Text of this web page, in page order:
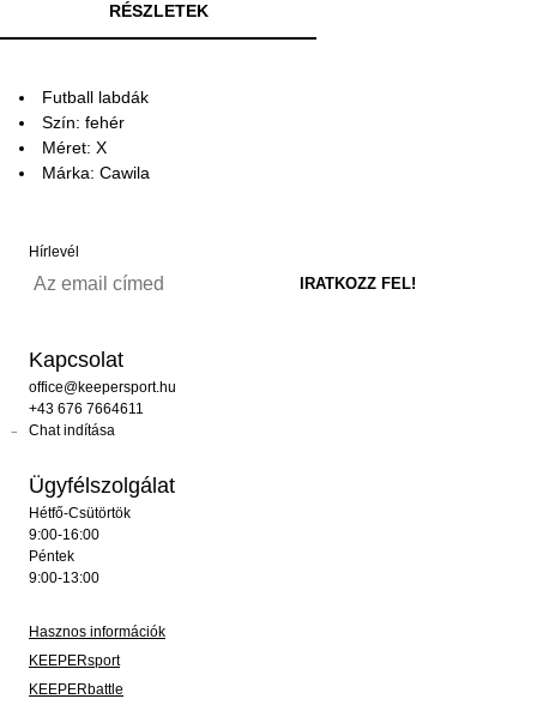
RÉSZLETEK
Futball labdák
Szín: fehér
Méret: X
Márka: Cawila
Hírlevél
Kapcsolat
office@keepersport.hu
+43 676 7664611
Chat indítása
Ügyfélszolgálat
Hétfő-Csütörtök
9:00-16:00
Péntek
9:00-13:00
Hasznos információk
KEEPERsport
KEEPERbattle